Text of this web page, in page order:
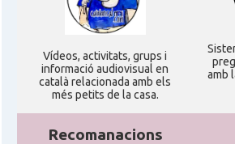
Ví­deos, activitats, grups i
informació audiovisual en
català relacionada amb els
més petits de la casa.
amb
Recomanacions